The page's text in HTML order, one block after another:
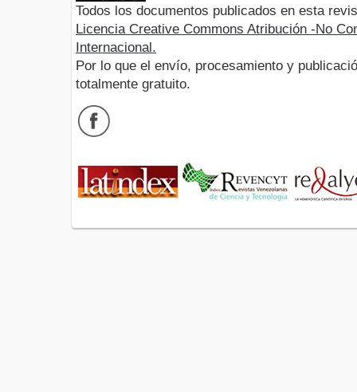
Todos los documentos publicados en esta
Licencia Creative Commons Atribución -No
Internacional.
Por lo que el envío, procesamiento y
totalmente gratuito.